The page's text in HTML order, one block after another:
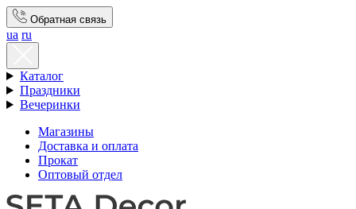
Обратная связь
ua ru
Каталог
Праздники
Вечеринки
Магазины
Доставка и оплата
Прокат
Оптовый отдел